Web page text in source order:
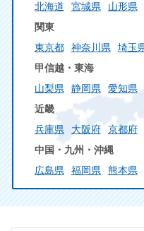
北海道
宮城県
山形県
関東
東京都
神奈川県 埼玉
甲信越・東海
山梨県
静岡県
愛知県
近畿
兵庫県
大阪府 京都府
中国・九州・沖縄
広島県
福岡県 熊本県